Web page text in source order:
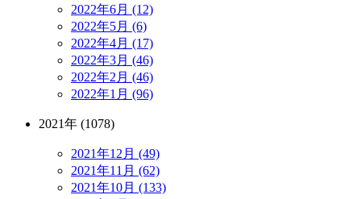
2022年6月 (12)
2022年5月 (6)
2022年4月 (17)
2022年3月 (46)
2022年2月 (46)
2022年1月 (96)
2021年 (1078)
2021年12月 (49)
2021年11月 (62)
2021年10月 (133)